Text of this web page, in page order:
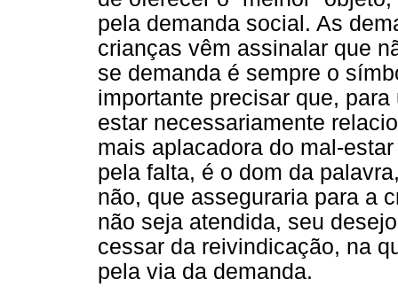
pela demanda social. As
crianças vêm assinalar que
se demanda é sempre o
importante precisar que,
estar necessariamente
mais aplacadora do mal-
pela falta, é o dom da
não, que asseguraria para a
não seja atendida, seu
cessar da reivindicação, na
pela via da demanda.